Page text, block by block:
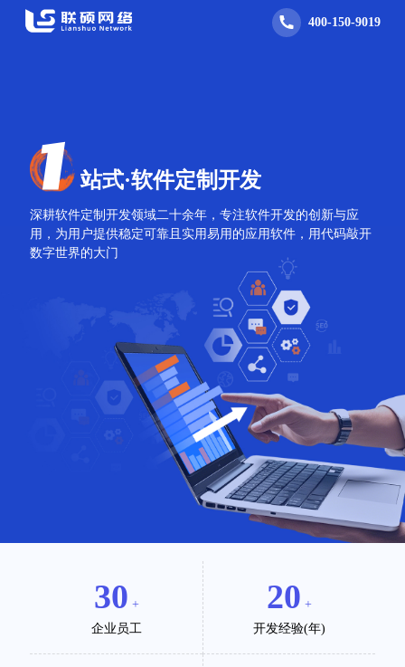
400-150-9019
站式·软件定制开发
深耕软件定制开发领域二十余年，专注软件开发的创新与应
用，为用户提供稳定可靠且实用易用的应用软件，用代码敲开
数字世界的大门
30 +
企业员工
20 +
开发经验(年)